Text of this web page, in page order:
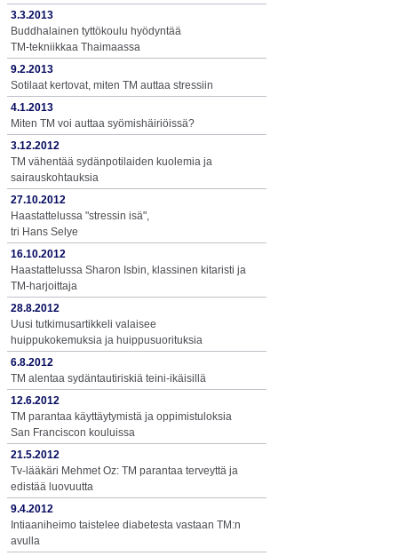
3.3.2013
Buddhalainen tyttökoulu hyödyntää
TM-tekniikkaa Thaimaassa
9.2.2013
Sotilaat kertovat, miten TM auttaa stressiin
4.1.2013
Miten TM voi auttaa syömishäiriöissä?
3.12.2012
TM vähentää sydänpotilaiden kuolemia ja
sairauskohtauksia
27.10.2012
Haastattelussa "stressin isä",
tri Hans Selye
16.10.2012
Haastattelussa Sharon Isbin, klassinen kitaristi ja
TM-harjoittaja
28.8.2012
Uusi tutkimusartikkeli valaisee
huippukokemuksia ja huippusuorituksia
6.8.2012
TM alentaa sydäntautiriskiä teini-ikäisillä
12.6.2012
TM parantaa käyttäytymistä ja oppimistuloksia
San Franciscon kouluissa
21.5.2012
Tv-lääkäri Mehmet Oz: TM parantaa terveyttä ja
edistää luovuutta
9.4.2012
Intiaaniheimo taistelee diabetesta vastaan TM:n
avulla